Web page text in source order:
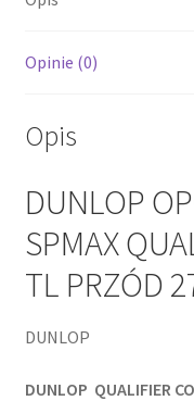
Opinie (0)
Opis
DUNLOP
SPMAX
TL PRZÓD
DUNLOP
DUNLOP QUALIFIER